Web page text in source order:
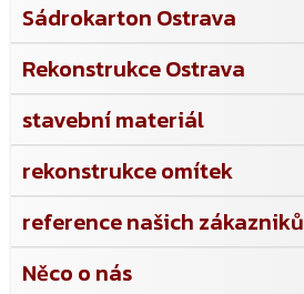
Sádrokarton Ostrava
Rekonstrukce Ostrava
stavební materiál
rekonstrukce omítek
reference našich zákazniků
Něco o nás